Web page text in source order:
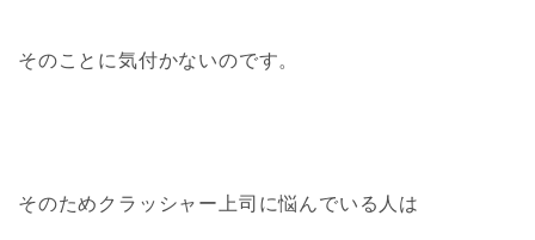
そのことに気付かないのです。
そのためクラッシャー上司に悩んでいる人は